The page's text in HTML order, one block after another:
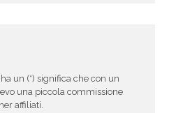
un (*) significa che con un
una piccola commissione
affiliati.